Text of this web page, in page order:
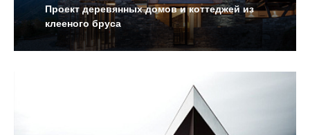
Проект деревянных домов и коттеджей из
клееного бруса